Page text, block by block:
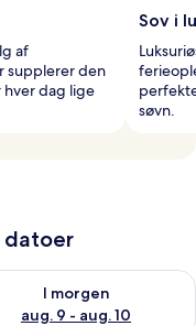
af
supplerer den
dag lige
Sov i
søvn.
datoer
9
I morgen
aug. 9 - aug. 10
for i